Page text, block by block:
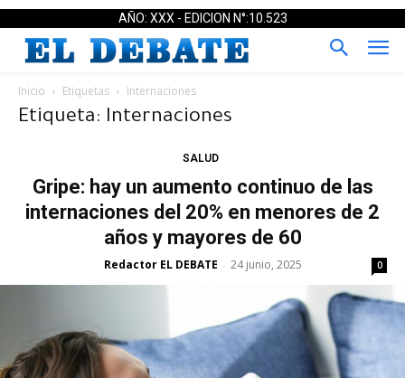
AÑO: XXX - EDICION N°:10.523
Inicio Etiquetas Internaciones
Etiqueta: Internaciones
SALUD
Gripe: hay un aumento continuo de las
internaciones del 20% en menores de 2
años y mayores de 60
Redactor EL DEBATE - 24 junio, 2025 0